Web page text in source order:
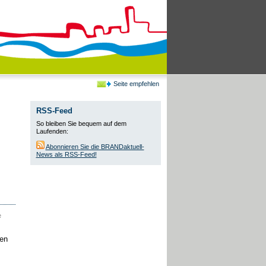
Seite empfehlen
RSS-Feed
So bleiben Sie bequem auf dem
Laufenden:
Abonnieren Sie die BRANDaktuell-
News als RSS-Feed!